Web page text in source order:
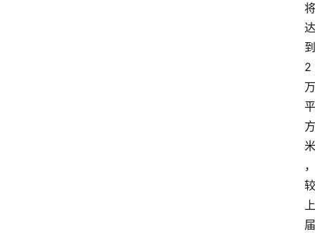
将
达
到
2
万
平
方
米
，
较
上
届